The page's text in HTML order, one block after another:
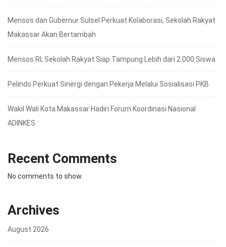
Mensos dan Gubernur Sulsel Perkuat Kolaborasi, Sekolah Rakyat
Makassar Akan Bertambah
Mensos RI; Sekolah Rakyat Siap Tampung Lebih dari 2.000 Siswa
Pelindo Perkuat Sinergi dengan Pekerja Melalui Sosialisasi PKB
Wakil Wali Kota Makassar Hadiri Forum Koordinasi Nasional
ADINKES
Recent Comments
No comments to show.
Archives
August 2026